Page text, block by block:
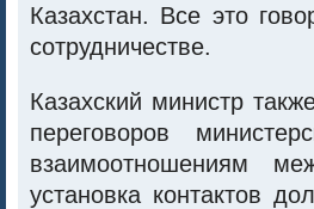
Казахстан. Все это
сотрудничестве.
Казахский министр
переговоров
взаимоотношениям
установка контактов